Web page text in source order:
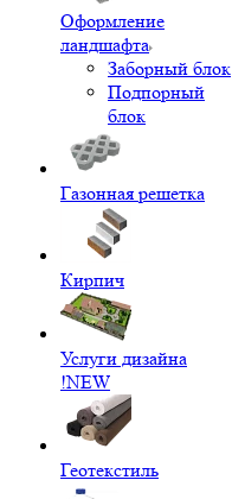
Оформление
ландшафта
Заборный блок
Подпорный
блок
Газонная решетка
Кирпич
Услуги дизайна
!NEW
Геотекстиль